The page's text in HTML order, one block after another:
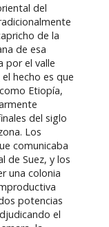
del
de la
de esa
por el valle
hecho es que
Etiopía,
del siglo
Los
comunicaba
de Suez, y los
una colonia
potencias
el